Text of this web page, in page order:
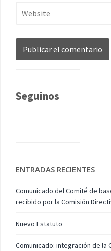
Seguinos
ENTRADAS RECIENTES
Comunicado del Comité de
recibido por la Comisión
Nuevo Estatuto
Comunicado: integración de la